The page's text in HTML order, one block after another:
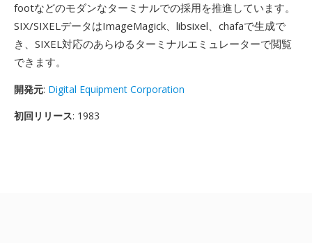
footなどのモダンなターミナルでの採用を推進しています。
SIX/SIXELデータはImageMagick、libsixel、chafaで生成で
き、SIXEL対応のあらゆるターミナルエミュレーターで閲覧
できます。
開発元: Digital Equipment Corporation
初回リリース: 1983